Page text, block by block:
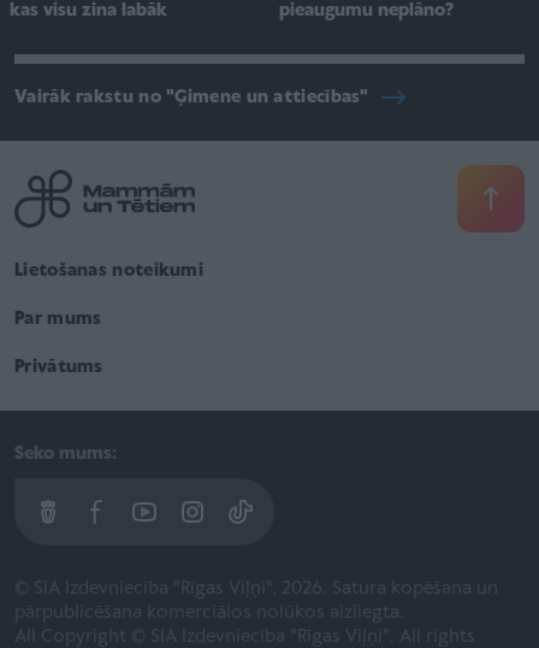
kas visu zina labāk
pieaugumu neplāno?
Vairāk rakstu no "Ģimene un attiecības"
Lietošanas noteikumi
Par mums
Privātums
Seko mums:
© SIA Izdevniecība "Rīgas Viļņi", 2026. Satura kopēšana un
pārpublicēšana komerciālos nolūkos aizliegta.
All Copyright © SIA Izdevniecība "Rīgas Viļņi". All rights